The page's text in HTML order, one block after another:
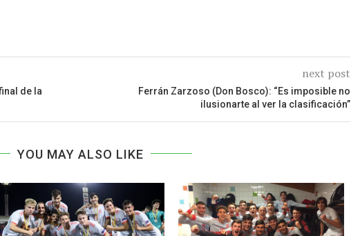
de la
next post
Ferrán Zarzoso (Don Bosco): “Es imposible no
ilusionarte al ver la clasificación”
YOU MAY ALSO LIKE